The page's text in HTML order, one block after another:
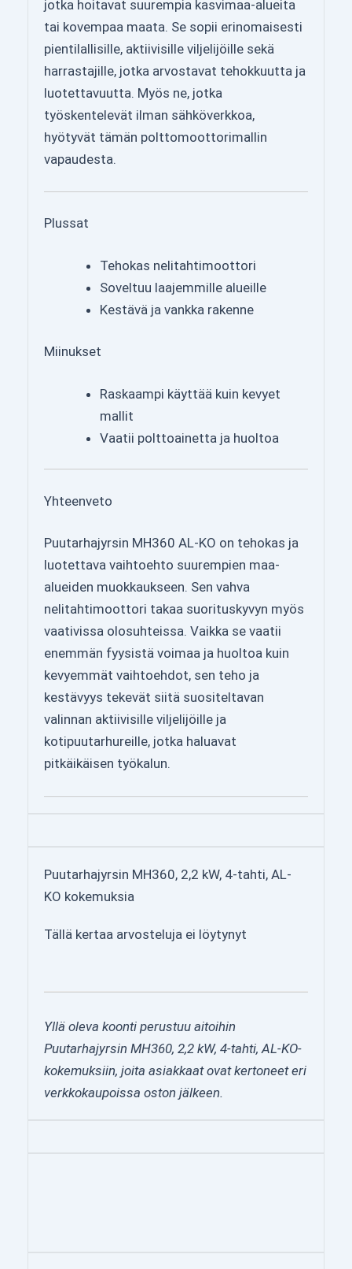
jotka hoitavat suurempia kasvimaa-alueita
tai kovempaa maata. Se sopii erinomaisesti
pientilallisille, aktiivisille viljelijöille sekä
harrastajille, jotka arvostavat tehokkuutta ja
luotettavuutta. Myös ne, jotka
työskentelevät ilman sähköverkkoa,
hyötyvät tämän polttomoottorimallin
vapaudesta.
Plussat
Tehokas nelitahtimoottori
Soveltuu laajemmille alueille
Kestävä ja vankka rakenne
Miinukset
Raskaampi käyttää kuin kevyet
mallit
Vaatii polttoainetta ja huoltoa
Yhteenveto
Puutarhajyrsin MH360 AL-KO on tehokas ja
luotettava vaihtoehto suurempien maa-
alueiden muokkaukseen. Sen vahva
nelitahtimoottori takaa suorituskyvyn myös
vaativissa olosuhteissa. Vaikka se vaatii
enemmän fyysistä voimaa ja huoltoa kuin
kevyemmät vaihtoehdot, sen teho ja
kestävyys tekevät siitä suositeltavan
valinnan aktiivisille viljelijöille ja
kotipuutarhureille, jotka haluavat
pitkäikäisen työkalun.
Puutarhajyrsin MH360, 2,2 kW, 4-tahti, AL-
KO kokemuksia
Tällä kertaa arvosteluja ei löytynyt
Yllä oleva koonti perustuu aitoihin
Puutarhajyrsin MH360, 2,2 kW, 4-tahti, AL-KO-
kokemuksiin, joita asiakkaat ovat kertoneet eri
verkkokaupoissa oston jälkeen.